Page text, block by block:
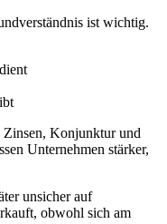
ist wichtig.
Konjunktur und
Unternehmen stärker,
unsicher auf
obwohl sich am